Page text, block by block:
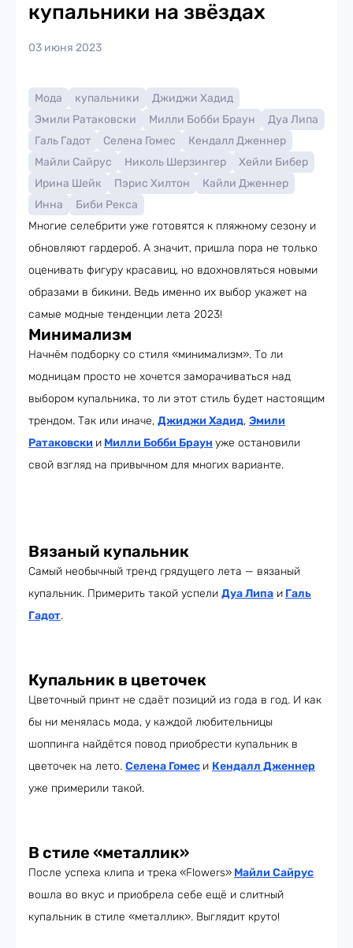
купальники на звёздах
03 июня 2023
Мода купальники
Джиджи Хадид
Эмили Ратаковски
Милли Бобби Браун
Дуа Липа
Галь Гадот
Селена Гомес
Кендалл Дженнер
Майли Сайрус
Николь Шерзингер
Хейли Бибер
Ирина Шейк
Пэрис Хилтон
Кайли Дженнер
Инна
Биби Рекса
Многие селебрити уже готовятся к пляжному сезону и
обновляют гардероб. А значит, пришла пора не только
оценивать фигуру красавиц, но вдохновляться новыми
образами в бикини. Ведь именно их выбор укажет на
самые модные тенденции лета 2023!
Минимализм
Начнём подборку со стиля «минимализм». То ли
модницам просто не хочется заморачиваться над
выбором купальника, то ли этот стиль будет настоящим
трендом. Так или иначе, Джиджи Хадид, Эмили
Ратаковски и Милли Бобби Браун уже остановили
свой взгляд на привычном для многих варианте.
Вязаный купальник
Самый необычный тренд грядущего лета — вязаный
купальник. Примерить такой успели Дуа Липа и Галь
Гадот.
Купальник в цветочек
Цветочный принт не сдаёт позиций из года в год. И как
бы ни менялась мода, у каждой любительницы
шоппинга найдётся повод приобрести купальник в
цветочек на лето. Селена Гомес и Кендалл Дженнер
уже примерили такой.
В стиле «металлик»
После успеха клипа и трека «Flowers» Майли Сайрус
вошла во вкус и приобрела себе ещё и слитный
купальник в стиле «металлик». Выглядит круто!